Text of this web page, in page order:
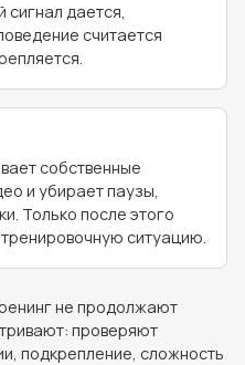
сигнал дается,
считается
собственные
и убирает паузы,
Только после этого
ситуацию.
не продолжают
проверяют
подкрепление, сложность